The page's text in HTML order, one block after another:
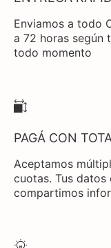
Enviamos a todo
a 72 horas según
todo momento
PAGÁ CON
Aceptamos
cuotas. Tus
compartimos